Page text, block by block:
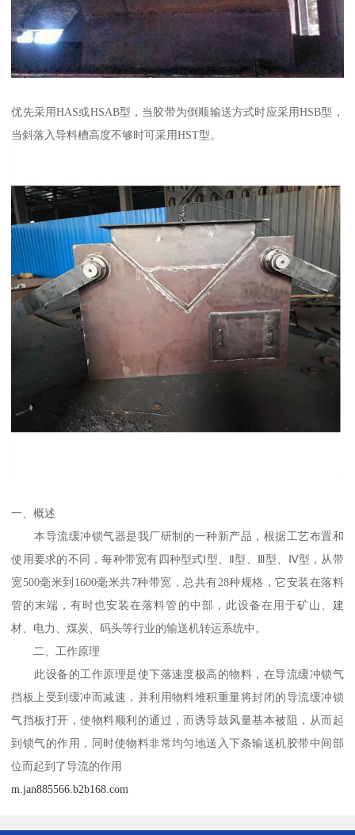
优先采用HAS或HSAB型，当胶带为倒顺输送方式时应采用HSB型，
当斜落入导料槽高度不够时可采用HST型。
一、概述
本导流缓冲锁气器是我厂研制的一种新产品，根据工艺布置和
使用要求的不同，每种带宽有四种型式Ⅰ型、Ⅱ型、Ⅲ型、Ⅳ型，从带
宽500毫米到1600毫米共7种带宽，总共有28种规格，它安装在落料
管的末端，有时也安装在落料管的中部，此设备在用于矿山、建
材、电力、煤炭、码头等行业的输送机转运系统中。
二、工作原理
此设备的工作原理是使下落速度极高的物料，在导流缓冲锁气
挡板上受到缓冲而减速，并利用物料堆积重量将封闭的导流缓冲锁
气挡板打开，使物料顺利的通过，而诱导鼓风量基本被阻，从而起
到锁气的作用，同时使物料非常均匀地送入下条输送机胶带中间部
位而起到了导流的作用
m.jan885566.b2b168.com